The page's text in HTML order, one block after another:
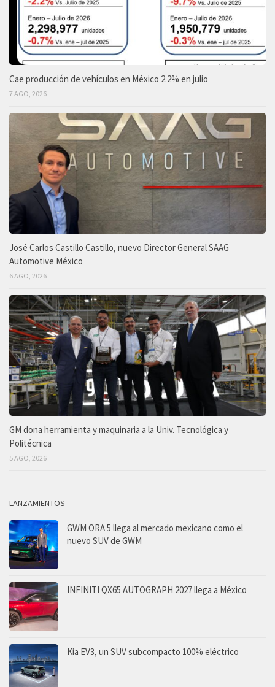
Cae producción de vehículos en México 2.2% en julio
7 AGO, 2026
José Carlos Castillo Castillo, nuevo Director General SAAG
Automotive México
6 AGO, 2026
GM dona herramienta y maquinaria a la Univ. Tecnológica y
Politécnica
5 AGO, 2026
LANZAMIENTOS
GWM ORA 5 llega al mercado mexicano como el
nuevo SUV de GWM
INFINITI QX65 AUTOGRAPH 2027 llega a México
Kia EV3, un SUV subcompacto 100% eléctrico